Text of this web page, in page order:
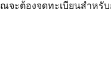
จะต้องจดทะเบียนสำ